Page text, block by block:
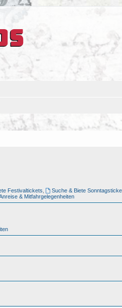
Festivaltickets Suche & Biete
& Mitfahrgelegenheiten